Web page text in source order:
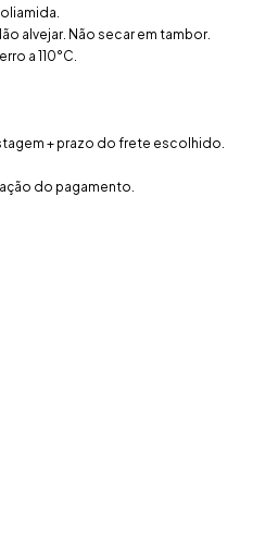
alvejar. Não secar em tambor.
a 110°C.
+ prazo do frete escolhido.
do pagamento.